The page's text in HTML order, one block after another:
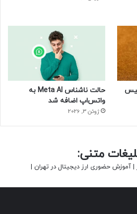
حالت ناشناس Meta AI به
واتس‌اپ اضافه شد
ژوئن 3, 2026
متنی:
| آموزش حضوری ارز دیجیتال در تهران |